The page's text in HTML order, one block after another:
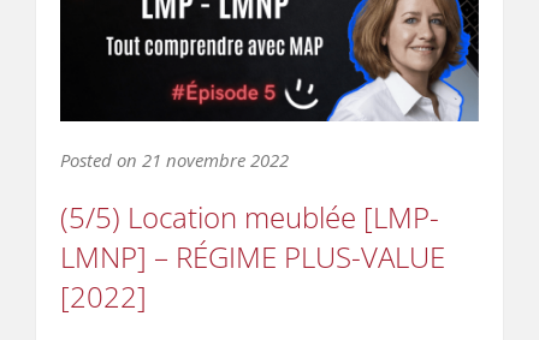
Posted on 21 novembre 2022
(5/5) Location meublée [LMP-
LMNP] – RÉGIME PLUS-VALUE
[2022]